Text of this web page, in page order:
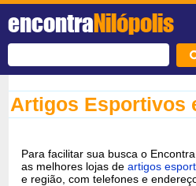
encontraNilópolis
Artigos Esportivos
Para facilitar sua busca o
as melhores lojas deartigos
e região, com telefones e